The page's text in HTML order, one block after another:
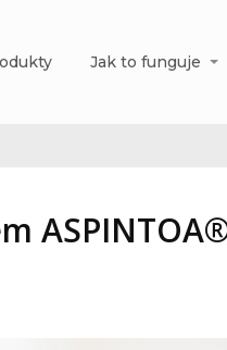
Jak to funguje